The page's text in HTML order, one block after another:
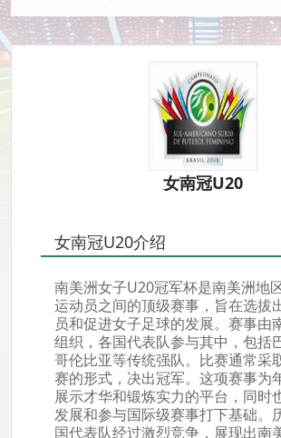
女南冠U20
女南冠U20介绍
南美洲女子U20冠军杯是南美洲地
运动员之间的顶级赛事，旨在选拔
员和促进女子足球的发展。赛事由
组织，各国代表队参与其中，包括
哥伦比亚等传统强队。比赛通常采
赛的形式，决出冠军。这项赛事为
展示才华和锻炼实力的平台，同时
发展和参与国际级赛事打下基础。
国代表队经过激烈竞争，展现出南